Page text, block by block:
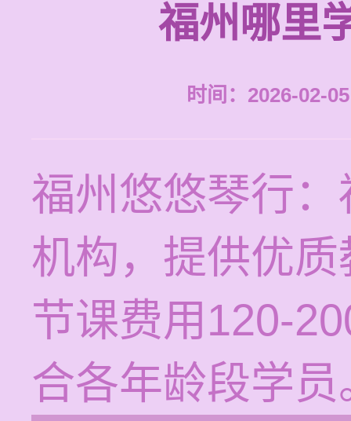
福州哪里
时间：2026-02-
福州悠悠琴行
机构，提供优
节课费用120-
合各年龄段学员